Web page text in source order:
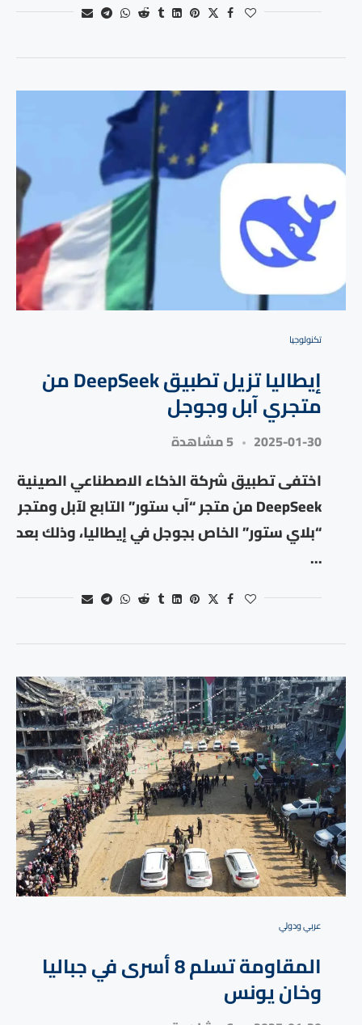
تكنولوجيا
إيطاليا تزيل تطبيق DeepSeek من
متجري آبل وجوجل
2025-01-30 5 مشاهدة
اختفى تطبيق شركة الذكاء الاصطناعي الصينية
DeepSeek من متجر “آب ستور” التابع لآبل ومتجر
“بلاي ستور” الخاص بجوجل في إيطاليا، وذلك بعد
…
⁠عربي ودولي
المقاومة تسلم 8 أسرى في جباليا
وخان يونس